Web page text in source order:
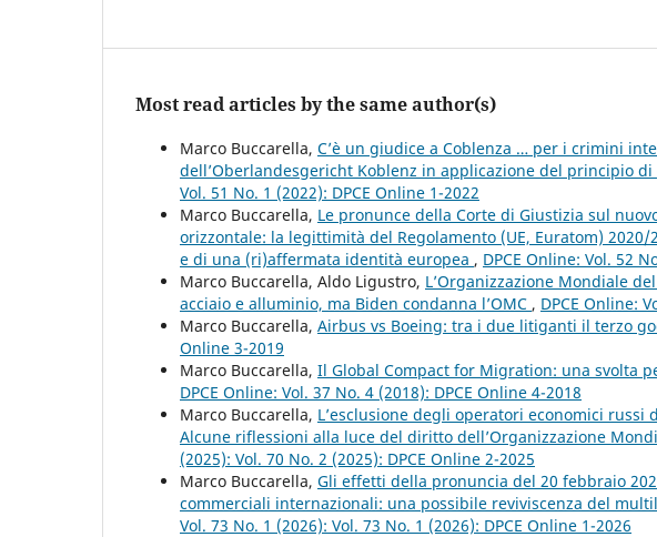
Most read articles by the same author(s)
Marco Buccarella, C’è un giudice a Coblenza … per i crimini
dell’Oberlandesgericht Koblenz in applicazione del principio
Vol. 51 No. 1 (2022): DPCE Online 1-2022
Marco Buccarella, Le pronunce della Corte di Giustizia sul
orizzontale: la legittimità del Regolamento (UE, Euratom)
e di una (ri)affermata identità europea , DPCE Online: Vol. 52
Marco Buccarella, Aldo Ligustro, L’Organizzazione Mondiale
acciaio e alluminio, ma Biden condanna l’OMC , DPCE Online:
Marco Buccarella, Airbus vs Boeing: tra i due litiganti il terzo
Online 3-2019
Marco Buccarella, Il Global Compact for Migration: una svolta
DPCE Online: Vol. 37 No. 4 (2018): DPCE Online 4-2018
Marco Buccarella, L’esclusione degli operatori economici russi
Alcune riflessioni alla luce del diritto dell’Organizzazione
(2025): Vol. 70 No. 2 (2025): DPCE Online 2-2025
Marco Buccarella, Gli effetti della pronuncia del 20 febbraio
commerciali internazionali: una possibile reviviscenza del
Vol. 73 No. 1 (2026): Vol. 73 No. 1 (2026): DPCE Online 1-2026